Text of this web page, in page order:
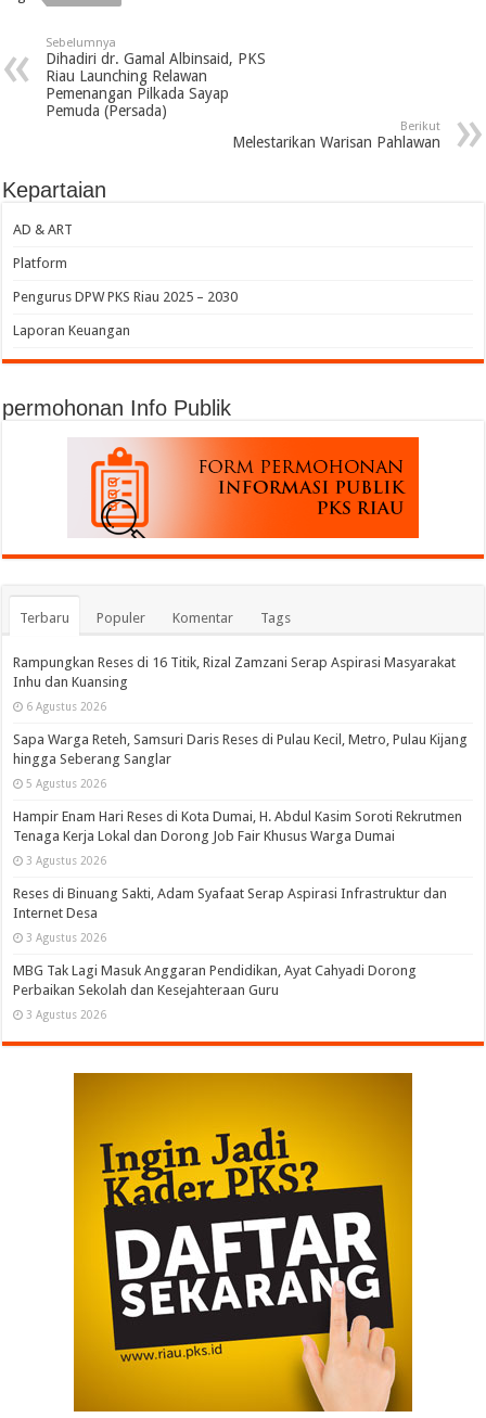
Sebelumnya
Dihadiri dr. Gamal Albinsaid, PKS
Riau Launching Relawan
Pemenangan Pilkada Sayap
Pemuda (Persada)
Berikut
Melestarikan Warisan Pahlawan
Kepartaian
AD & ART
Platform
Pengurus DPW PKS Riau 2025 – 2030
Laporan Keuangan
permohonan Info Publik
Terbaru Populer Komentar Tags
Rampungkan Reses di 16 Titik, Rizal Zamzani Serap Aspirasi Masyarakat
Inhu dan Kuansing
6 Agustus 2026
Sapa Warga Reteh, Samsuri Daris Reses di Pulau Kecil, Metro, Pulau Kijang
hingga Seberang Sanglar
5 Agustus 2026
Hampir Enam Hari Reses di Kota Dumai, H. Abdul Kasim Soroti Rekrutmen
Tenaga Kerja Lokal dan Dorong Job Fair Khusus Warga Dumai
3 Agustus 2026
Reses di Binuang Sakti, Adam Syafaat Serap Aspirasi Infrastruktur dan
Internet Desa
3 Agustus 2026
MBG Tak Lagi Masuk Anggaran Pendidikan, Ayat Cahyadi Dorong
Perbaikan Sekolah dan Kesejahteraan Guru
3 Agustus 2026